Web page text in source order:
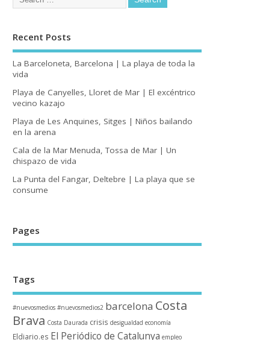
Recent Posts
La Barceloneta, Barcelona | La playa de toda la
vida
Playa de Canyelles, Lloret de Mar | El excéntrico
vecino kazajo
Playa de Les Anquines, Sitges | Niños bailando
en la arena
Cala de la Mar Menuda, Tossa de Mar | Un
chispazo de vida
La Punta del Fangar, Deltebre | La playa que se
consume
Pages
Tags
#nuevosmedios #nuevosmedios2 barcelona Costa
Brava Costa Daurada crisis desigualdad economía
Eldiario.es El Periódico de Catalunya empleo